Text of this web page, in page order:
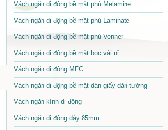
Vách ngăn di động bề mặt phủ Melamine
Vách ngăn di động bề mặt phủ Laminate
Vách ngăn di động bề mặt phủ Venner
Vách ngăn di động bề mặt bọc vải nỉ
Vách ngăn di động MFC
Vách ngăn di động bề mặt dán giấy dán tường
Vách ngăn kính di động
Vách ngăn di động dày 85mm